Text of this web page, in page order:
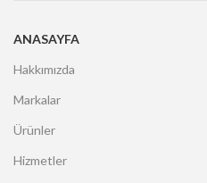
ANASAYFA
Hakkımızda
Markalar
Ürünler
Hizmetler